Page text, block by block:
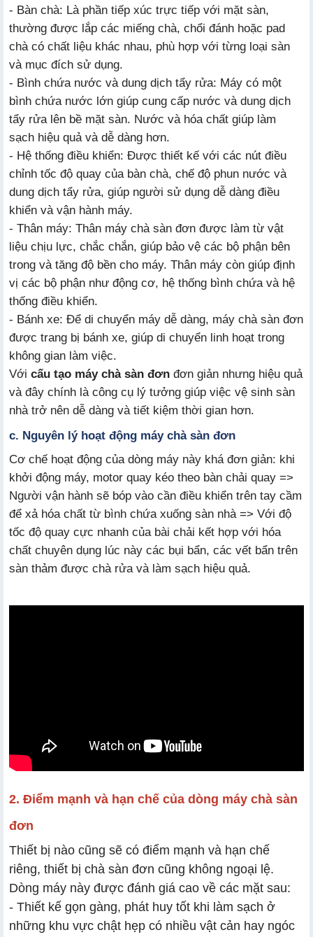
- Bàn chà: Là phần tiếp xúc trực tiếp với mặt sàn,
thường được lắp các miếng chà, chổi đánh hoặc pad
chà có chất liệu khác nhau, phù hợp với từng loại sàn
và mục đích sử dụng.
- Bình chứa nước và dung dịch tẩy rửa: Máy có một
bình chứa nước lớn giúp cung cấp nước và dung dịch
tẩy rửa lên bề mặt sàn. Nước và hóa chất giúp làm
sạch hiệu quả và dễ dàng hơn.
- Hệ thống điều khiển: Được thiết kế với các nút điều
chỉnh tốc độ quay của bàn chà, chế độ phun nước và
dung dịch tẩy rửa, giúp người sử dụng dễ dàng điều
khiển và vận hành máy.
- Thân máy: Thân máy chà sàn đơn được làm từ vật
liệu chịu lực, chắc chắn, giúp bảo vệ các bộ phận bên
trong và tăng độ bền cho máy. Thân máy còn giúp định
vị các bộ phận như động cơ, hệ thống bình chứa và hệ
thống điều khiển.
- Bánh xe: Để di chuyển máy dễ dàng, máy chà sàn đơn
được trang bị bánh xe, giúp di chuyển linh hoạt trong
không gian làm việc.
Với cấu tạo máy chà sàn đơn đơn giản nhưng hiệu quả
và đây chính là công cụ lý tưởng giúp việc vệ sinh sàn
nhà trở nên dễ dàng và tiết kiệm thời gian hơn.
c. Nguyên lý hoạt động máy chà sàn đơn
Cơ chế hoạt động của dòng máy này khá đơn giản: khi
khởi động máy, motor quay kéo theo bàn chải quay =>
Người vận hành sẽ bóp vào cần điều khiển trên tay cầm
để xả hóa chất từ bình chứa xuống sàn nhà => Với độ
tốc độ quay cực nhanh của bài chải kết hợp với hóa
chất chuyên dụng lúc này các bụi bẩn, các vết bẩn trên
sàn thảm được chà rửa và làm sạch hiệu quả.
2. Điểm mạnh và hạn chế của dòng máy chà sàn
đơn
Thiết bị nào cũng sẽ có điểm mạnh và hạn chế
riêng, thiết bị chà sàn đơn cũng không ngoại lệ.
Dòng máy này được đánh giá cao về các mặt sau:
- Thiết kế gọn gàng, phát huy tốt khi làm sạch ở
những khu vực chật hẹp có nhiều vật cản hay ngóc